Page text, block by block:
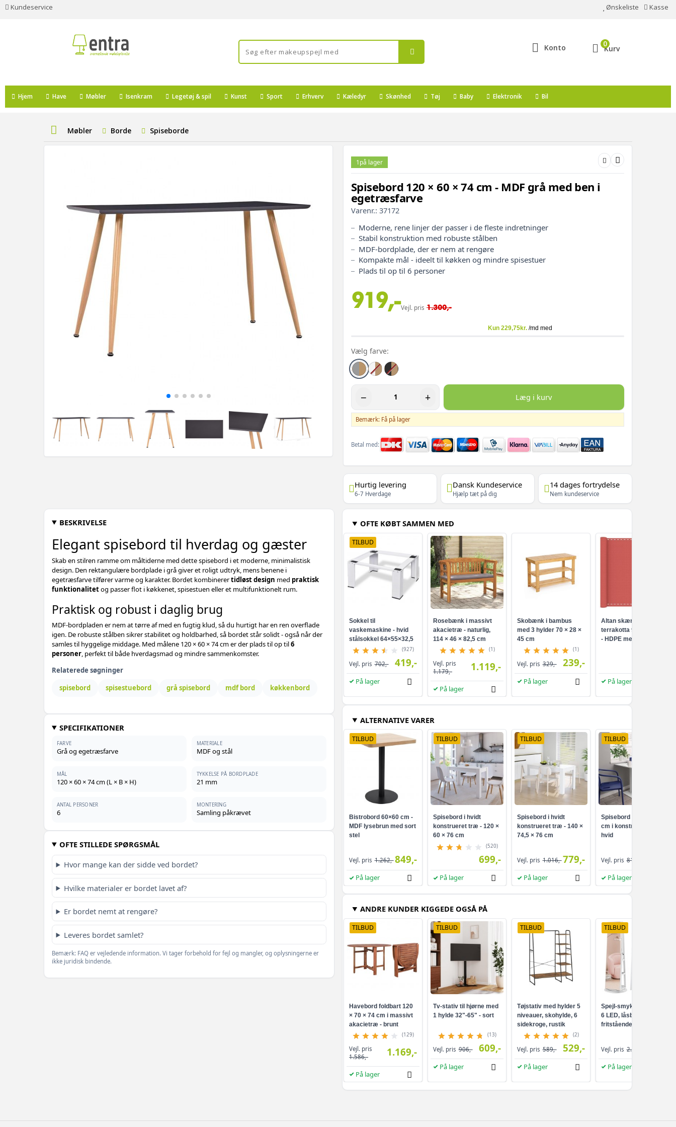
Kundeservice Ønskeliste Kasse
Konto Kurv
0
Hjem Have Møbler Isenkram Legetøj & spil Kunst Sport Erhverv Kæledyr Skønhed Tøj Baby Elektronik Bil
Møbler Borde Spiseborde
1på lager
Spisebord 120 × 60 × 74 cm - MDF grå med ben i
egetræsfarve
Varenr.: 37172
Moderne, rene linjer der passer i de fleste indretninger
Stabil konstruktion med robuste stålben
MDF-bordplade, der er nem at rengøre
Kompakte mål - ideelt til køkken og mindre spisestuer
Plads til op til 6 personer
919,-Vejl. pris 1.300,-
Vælg farve:
− + Læg i kurv
Bemærk: Få på lager
Betal med:
Hurtig levering
6-7 Hverdage
Dansk Kundeservice
Hjælp tæt på dig
14 dages fortrydelse
Nem kundeservice
BESKRIVELSE
Elegant spisebord til hverdag og gæster
Skab en stilren ramme om måltiderne med dette spisebord i et moderne, minimalistisk
design. Den rektangulære bordplade i grå giver et roligt udtryk, mens benene i
egetræsfarve tilfører varme og karakter. Bordet kombinerertidløst design med praktisk
funktionalitetog passer flot i køkkenet, spisestuen eller et multifunktionelt rum.
Praktisk og robust i daglig brug
MDF-bordpladen er nem at tørre af med en fugtig klud, så du hurtigt har en ren overflade
igen. De robuste stålben sikrer stabilitet og holdbarhed, så bordet står solidt - også når der
samles til hyggelige middage. Med målene 120 × 60 × 74 cm er der plads til op til6
personer , perfekt til både hverdagsmad og mindre sammenkomster.
Relaterede søgninger
spisebord
spisestuebord grå spisebord mdf bord køkkenbord
SPECIFIKATIONER
FARVE
Grå og egetræsfarve
MATERIALE
MDF og stål
MÅL
120 × 60 × 74 cm (L × B × H)
TYKKELSE PÅ BORDPLADE
21 mm
ANTAL PERSONER
6
MONTERING
Samling påkrævet
OFTE STILLEDE SPØRGSMÅL
Hvor mange kan der sidde ved bordet?
Hvilke materialer er bordet lavet af?
Er bordet nemt at rengøre?
Leveres bordet samlet?
Bemærk: FAQ er vejledende information. Vi tager forbehold for fejl og mangler, og oplysningerne er
ikke juridisk bindende.
OFTE KØBT SAMMEN MED
TILBUD
Sokkel til
vaskemaskine - hvid
stålsokkel 64×55×32,5
cm
(927)
Vejl. pris 702,- 419,-
På lager
Rosebænk i massivt
akacietræ - naturlig,
114 × 46 × 82,5 cm
(1)
Vejl. pris
1.179,-
1.119,-
På lager
Skobænk i bambus
med 3 hylder 70 × 28 ×
45 cm
(1)
Vejl. pris 329,- 239,-
På lager
Altan skærm i
terrakotta 90 × 800 cm
- HDPE med
På lager
ALTERNATIVE VARER
TILBUD
Bistrobord 60×60 cm -
MDF lysebrun med sort
stel
Vejl. pris 1.262,-849,-
På lager
TILBUD
Spisebord i hvidt
konstrueret træ - 120 ×
60 × 76 cm
(520)
699,-
På lager
TILBUD
Spisebord i hvidt
konstrueret træ - 140 ×
74,5 × 76 cm
Vejl. pris 1.016,-779,-
På lager
TILBUD
Spisebord 80 × 80 × 75
cm i konstrueret træ -
hvid
Vejl. pris 814,-
På lager
ANDRE KUNDER KIGGEDE OGSÅ PÅ
TILBUD
Havebord foldbart 120
× 70 × 74 cm i massivt
akacietræ - brunt
(129)
Vejl. pris
1.586,-
1.169,-
På lager
TILBUD
Tv-stativ til hjørne med
1 hylde 32"-65" - sort
(13)
Vejl. pris 906,- 609,-
På lager
TILBUD
Tøjstativ med hylder 5
niveauer, skohylde, 6
sidekroge, rustik
brun/sort
(2)
Vejl. pris 589,- 529,-
På lager
TILBUD
Spejl-smykkeskab med
6 LED, låsbart -
fritstående 360°
helkropsspejl, 3
opbevaringshylder -
hvid/greige
Vejl. pris 2.019,-
På lager